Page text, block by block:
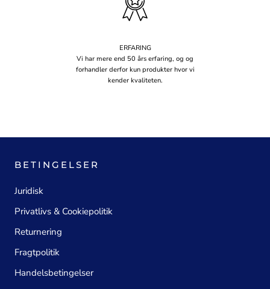
ERFARING
Vi har mere end 50 års erfaring, og og
forhandler derfor kun produkter hvor vi
kender kvaliteten.
BETINGELSER
Juridisk
Privatlivs & Cookiepolitik
Returnering
Fragtpolitik
Handelsbetingelser